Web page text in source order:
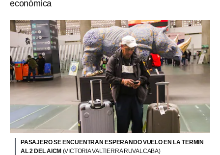
económica
PASAJERO SE ENCUENTRAN ESPERANDO VUELO EN LA TERMIN
AL 2 DEL AICM (VICTORIA VALTIERRA RUVALCABA)